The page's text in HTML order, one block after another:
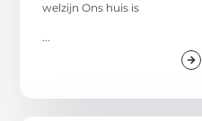
welzijn Ons huis is